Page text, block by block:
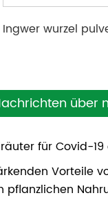
Ingwer wurzel
über
für Covid-
Vorteile